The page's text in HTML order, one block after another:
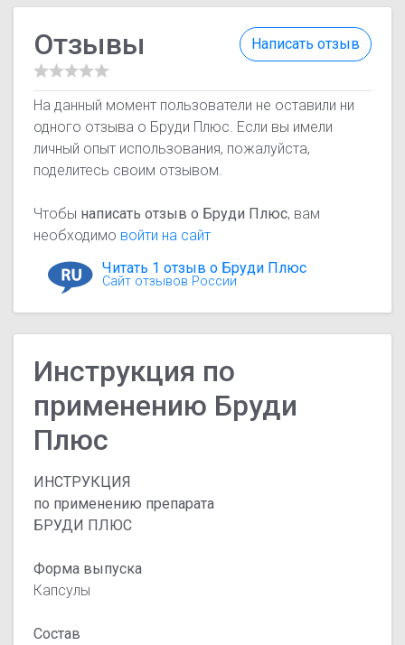
Написать отзыв
Отзывы
На данный момент пользователи не оставили ни
одного отзыва о Бруди Плюс. Если вы имели
личный опыт использования, пожалуйста,
поделитесь своим отзывом.
Чтобы написать отзыв о Бруди Плюс, вам
необходимо войти на сайт
Читать 1 отзыв о Бруди Плюс
Сайт отзывов России
Инструкция по
применению Бруди
Плюс
ИНСТРУКЦИЯ
по применению препарата
БРУДИ ПЛЮС
Форма выпуска
Капсулы
Состав